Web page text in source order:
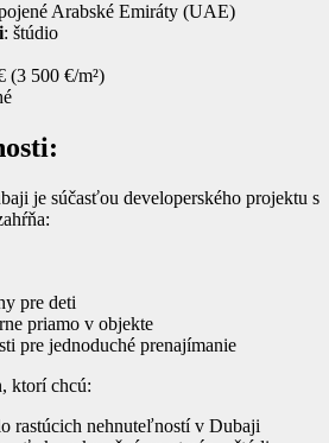
Arabské Emiráty (UAE)
: štúdio
(3 500 €/m²)
je súčasťou developerského projektu s
pre deti
priamo v objekte
pre jednoduché prenajímanie
ktorí chcú:
rastúcich nehnuteľností v Dubaji